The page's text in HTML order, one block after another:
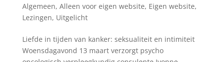
Algemeen, Alleen voor eigen website, Eigen website,
Lezingen, Uitgelicht
Liefde in tijden van kanker: seksualiteit en intimiteit
Woensdagavond 13 maart verzorgt psycho